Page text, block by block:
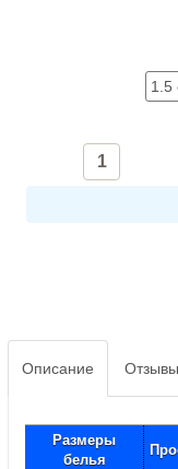
Описание
Размеры
белья